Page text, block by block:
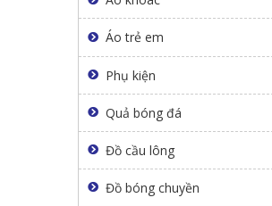
Áo trẻ em
Phụ kiện
Quả bóng đá
Đồ cầu lông
Đồ bóng chuyền